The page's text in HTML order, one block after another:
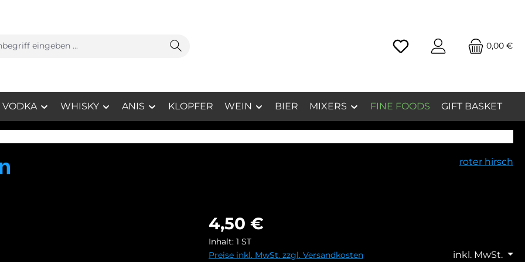
0,00 €
VODKA WHISKY ANIS KLOPFER WEIN BIER MIXERS FINE FOODS GIFT BASKET
roter hirsch
4,50 €
Inhalt: 1 ST
inkl. MwSt.
Preise inkl. MwSt. zzgl. Versandkosten